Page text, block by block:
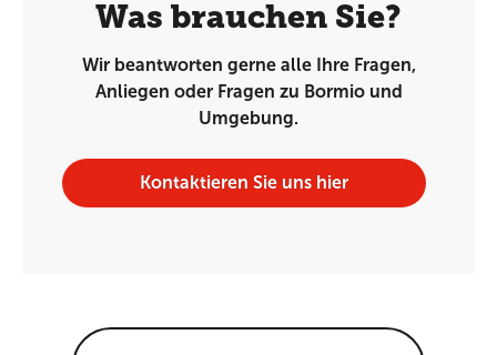
Was brauchen Sie?
Wir beantworten gerne alle Ihre Fragen,
Anliegen oder Fragen zu Bormio und
Umgebung.
Kontaktieren Sie uns hier